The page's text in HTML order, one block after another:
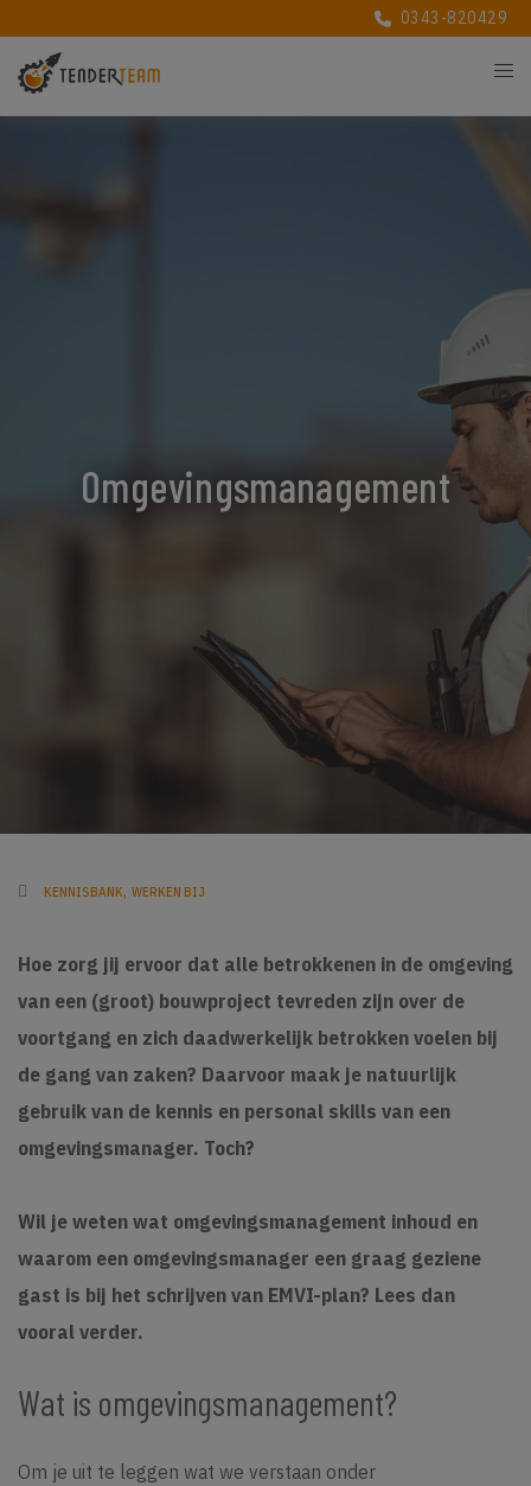
0343-820429
Omgevingsmanagement
KENNISBANK, WERKEN BIJ
Hoe zorg jij ervoor dat alle betrokkenen in de omgeving
van een (groot) bouwproject tevreden zijn over de
voortgang en zich daadwerkelijk betrokken voelen bij
de gang van zaken? Daarvoor maak je natuurlijk
gebruik van de kennis en personal skills van een
omgevingsmanager. Toch?
Wil je weten wat omgevingsmanagement inhoud en
waarom een omgevingsmanager een graag geziene
gast is bij het schrijven van EMVI-plan? Lees dan
vooral verder.
Wat is omgevingsmanagement?
Om je uit te leggen wat we verstaan onder